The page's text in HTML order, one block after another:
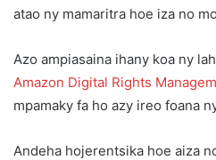
atao ny mamaritra hoe iza no
Azo ampiasaina ihany koa ny
Amazon Digital Rights
mpamaky fa ho azy ireo foana
Andeha hojerentsika hoe aiza